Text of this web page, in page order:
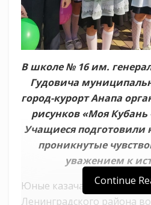
В школе № 16 им.
Гудовича
город-курорт Анапа
рисунков «Моя
Учащиеся подготовили
проникнутые
уважением к
Юные казачата из
Ленинградского района
Continue